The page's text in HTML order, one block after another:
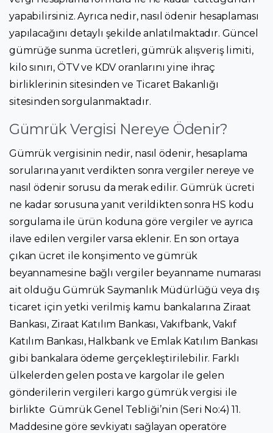
yapabilirsiniz. Ayrıca nedir, nasıl ödenir hesaplaması
yapılacağını detaylı şekilde anlatılmaktadır. Güncel
gümrüğe sunma ücretleri, gümrük alışveriş limiti,
kilo sınırı, ÖTV ve KDV oranlarını yine ihraç
birliklerinin sitesinden ve Ticaret Bakanlığı
sitesinden sorgulanmaktadır.
Gümrük Vergisi Nereye Ödenir?
Gümrük vergisinin nedir, nasıl ödenir, hesaplama
sorularına yanıt verdikten sonra vergiler nereye ve
nasıl ödenir sorusu da merak edilir. Gümrük ücreti
ne kadar sorusuna yanıt verildikten sonra HS kodu
sorgulama ile ürün koduna göre vergiler ve ayrıca
ilave edilen vergiler varsa eklenir. En son ortaya
çıkan ücret ile konşimento ve gümrük
beyannamesine bağlı vergiler beyanname numarası
ait olduğu Gümrük Saymanlık Müdürlüğü veya dış
ticaret için yetki verilmiş kamu bankalarına Ziraat
Bankası, Ziraat Katılım Bankası, Vakıfbank, Vakıf
Katılım Bankası, Halkbank ve Emlak Katılım Bankası
gibi bankalara ödeme gerçekleştirilebilir. Farklı
ülkelerden gelen posta ve kargolar ile gelen
gönderilerin vergileri kargo gümrük vergisi ile
birlikte Gümrük Genel Tebliği’nin (Seri No:4) 11.
Maddesine göre sevkiyatı sağlayan operatöre